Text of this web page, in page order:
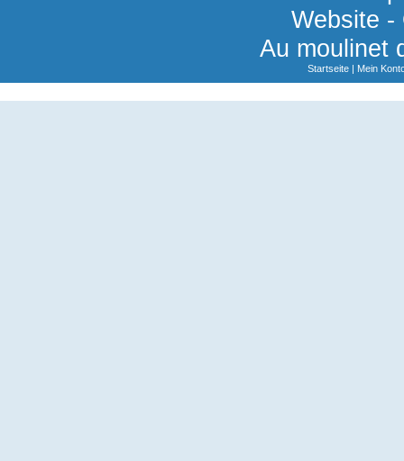
Website -
Au moulinet
Startseite| Mein